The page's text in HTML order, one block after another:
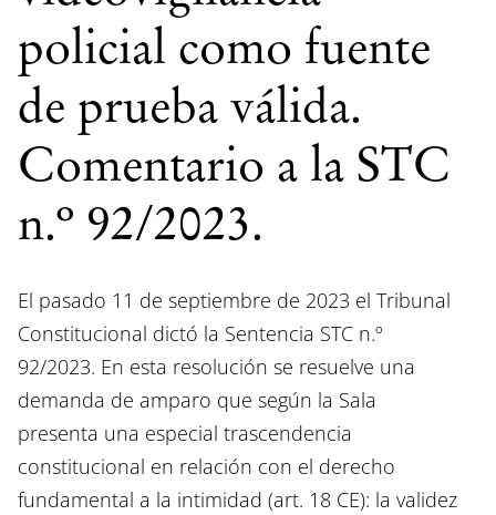
policial como fuente
de prueba válida.
Comentario a la STC
n.º 92/2023.
El pasado 11 de septiembre de 2023 el Tribunal
Constitucional dictó la Sentencia STC n.º
92/2023. En esta resolución se resuelve una
demanda de amparo que según la Sala
presenta una especial trascendencia
constitucional en relación con el derecho
fundamental a la intimidad (art. 18 CE): la validez